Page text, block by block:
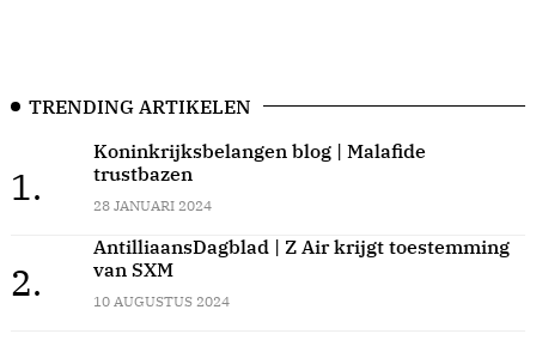
TRENDING ARTIKELEN
1.
Koninkrijksbelangen blog | Malafide
trustbazen
28 JANUARI 2024
2.
AntilliaansDagblad | Z Air krijgt toestemming
van SXM
10 AUGUSTUS 2024